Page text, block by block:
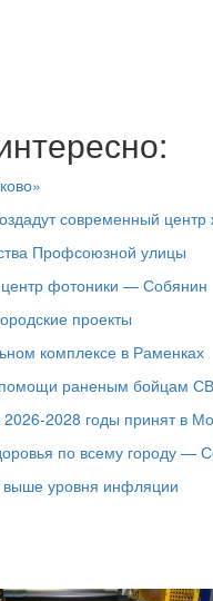
современный центр
Профсоюзной улицы
фотоники — Собянин
проекты
комплексе в Раменках
помощи раненым бойцам
2028 годы принят в
по всему городу —
выше уровня инфляции